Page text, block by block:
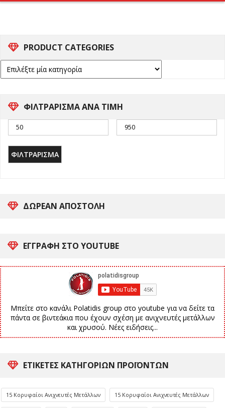
PRODUCT CATEGORIES
ΦΙΛΤΡΑΡΙΣΜΑ ΑΝΑ ΤΙΜΗ
ΦΙΛΤΡΆΡΙΣΜΑ
ΔΩΡΕΑΝ ΑΠΟΣΤΟΛΗ
ΕΓΓΡΑΦΗ ΣΤΟ YOUTUBE
Μπείτε στο κανάλι Polatidis group στο youtube για να δείτε τα
πάντα σε βιντεάκια που έχουν σχέση με ανιχνευτές μετάλλων
και χρυσού. Νέες ειδήσεις...
ΕΤΙΚΈΤΕΣ ΚΑΤΗΓΟΡΙΏΝ ΠΡΟΪΌΝΤΩΝ
15 Κορυφαίοι Ανιχνευτές Μετάλλων 15 Κορυφαίοι Ανιχνευτές Μετάλλων